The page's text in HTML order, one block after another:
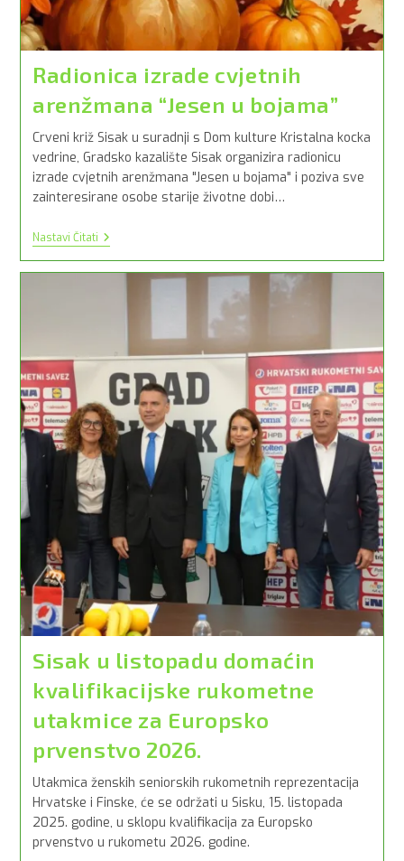
Radionica izrade cvjetnih
arenžmana “Jesen u bojama”
Crveni križ Sisak u suradnji s Dom kulture Kristalna kocka
vedrine, Gradsko kazalište Sisak organizira radionicu
izrade cvjetnih arenžmana "Jesen u bojama" i poziva sve
zainteresirane osobe starije životne dobi…
Nastavi ČitatiRadionica
Izrade
Cvjetnih
Arenžmana
Sisak u listopadu domaćin
kvalifikacijske rukometne
utakmice za Europsko
prvenstvo 2026.
Utakmica ženskih seniorskih rukometnih reprezentacija
Hrvatske i Finske, će se održati u Sisku, 15. listopada
2025. godine, u sklopu kvalifikacija za Europsko
prvenstvo u rukometu 2026. godine.